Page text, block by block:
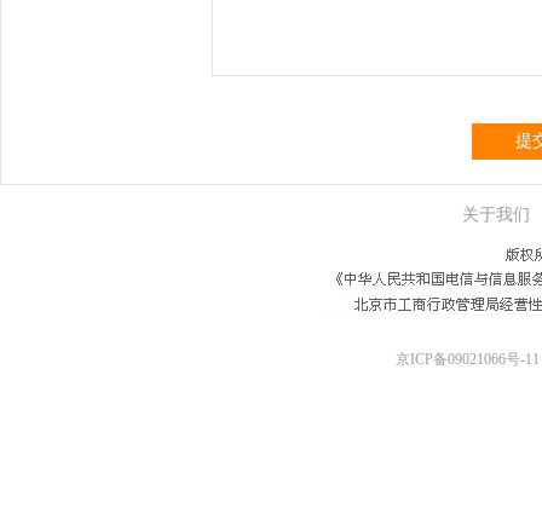
提
关于我们
京ICP备09021066号-11